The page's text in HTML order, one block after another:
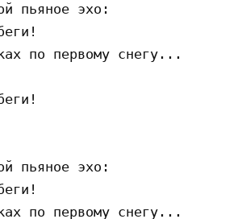
пьяное эхо:
по первому снегу...
пьяное эхо: